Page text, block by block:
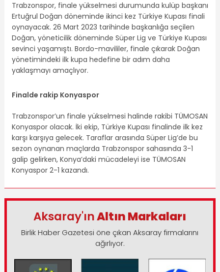
Trabzonspor, finale yükselmesi durumunda kulüp başkanı
Ertuğrul Doğan döneminde ikinci kez Türkiye Kupası finali
oynayacak. 26 Mart 2023 tarihinde başkanlığa seçilen
Doğan, yöneticilik döneminde Süper Lig ve Türkiye Kupası
sevinci yaşamıştı. Bordo-mavililer, finale çıkarak Doğan
yönetimindeki ilk kupa hedefine bir adım daha
yaklaşmayı amaçlıyor.
Finalde rakip Konyaspor
Trabzonspor’un finale yükselmesi halinde rakibi TÜMOSAN
Konyaspor olacak. İki ekip, Türkiye Kupası finalinde ilk kez
karşı karşıya gelecek. Taraflar arasında Süper Lig’de bu
sezon oynanan maçlarda Trabzonspor sahasında 3-1
galip gelirken, Konya’daki mücadeleyi ise TÜMOSAN
Konyaspor 2-1 kazandı.
Aksaray'ınAltın Markaları
Birlik Haber Gazetesi öne çıkan Aksaray firmalarını
ağırlıyor.